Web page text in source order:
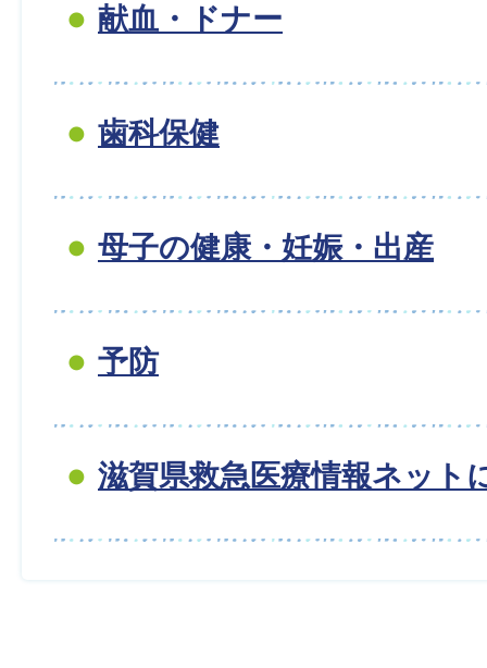
献血・ドナー
歯科保健
母子の健康・妊娠・出産
予防
滋賀県救急医療情報ネット